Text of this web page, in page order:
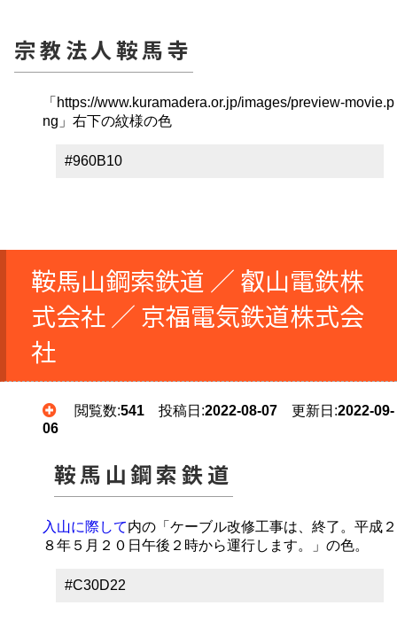
宗教法人鞍馬寺
「https://www.kuramadera.or.jp/images/preview-movie.p
ng」右下の紋様の色
#960B10
鞍馬山鋼索鉄道 ／ 叡山電鉄株
式会社 ／ 京福電気鉄道株式会
社
閲覧数:541 投稿日:2022-08-07 更新日:2022-09-
06
鞍馬山鋼索鉄道
入山に際して内の「ケーブル改修工事は、終了。平成２
８年５月２０日午後２時から運行します。」の色。
#C30D22